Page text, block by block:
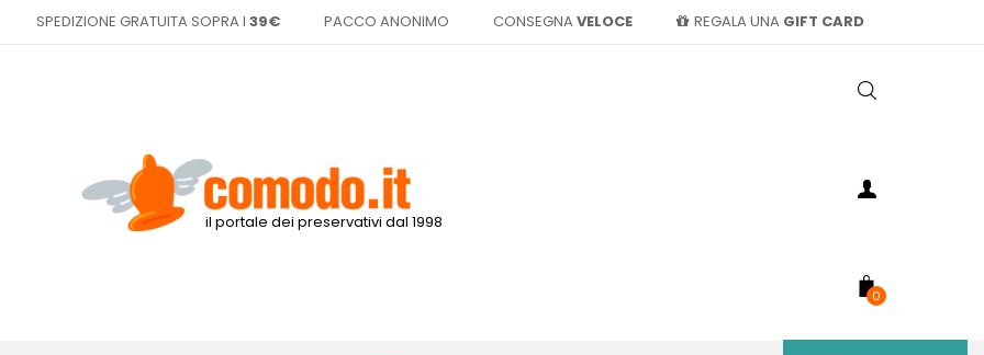
SPEDIZIONE GRATUITA SOPRA I 39€ PACCO ANONIMO CONSEGNA VELOCE REGALA UNA GIFT CARD
il portale dei preservativi dal 1998
0